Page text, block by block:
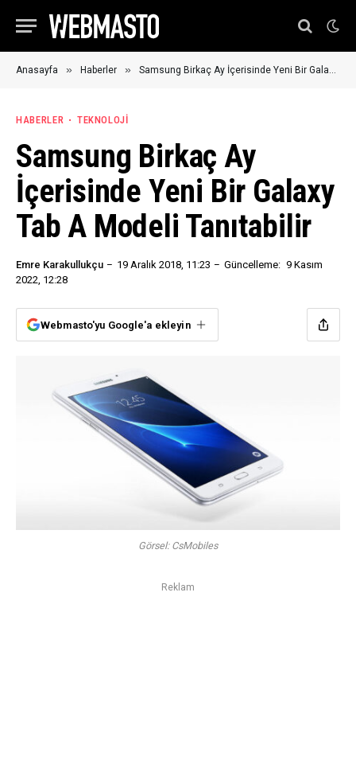
Anasayfa » Haberler » Samsung Birkaç Ay İçerisinde Yeni Bir Galaxy Tab A Modeli Tanıtabilir
HABERLER TEKNOLOJI
Samsung Birkaç Ay
İçerisinde Yeni Bir Galaxy
Tab A Modeli Tanıtabilir
Emre Karakullukçu 19 Aralık 2018, 11:23 Güncelleme: 9 Kasım
2022, 12:28
Webmasto'yu Google'a ekleyin
Görsel: CsMobiles
Reklam